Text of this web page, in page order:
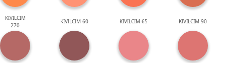
KIVILCIM
270
KIVILCIM 60 KIVILCIM 65 KIVILCIM 90